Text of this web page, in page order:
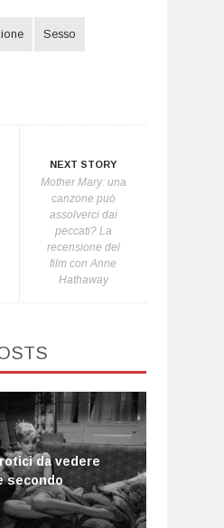
Sesso
NEXT STORY
Mother Mary: una
canzone può
assolverci dai
peccati? La
recensione del
film con Anne
Hathaway
da vedere
secondo